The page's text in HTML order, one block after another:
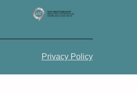
Privacy Policy